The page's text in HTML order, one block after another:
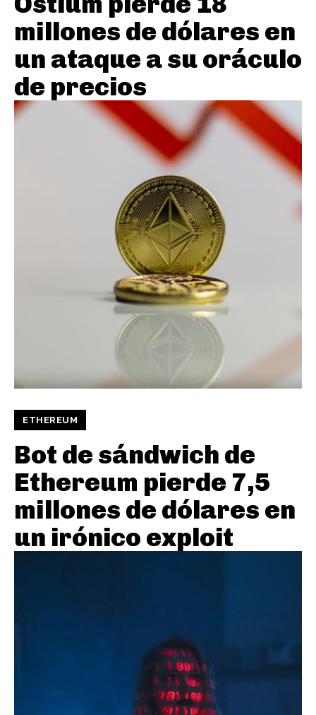
millones de dólares en
un ataque a su oráculo
de precios
ETHEREUM
Bot de sándwich de
Ethereum pierde 7,5
millones de dólares en
un irónico exploit